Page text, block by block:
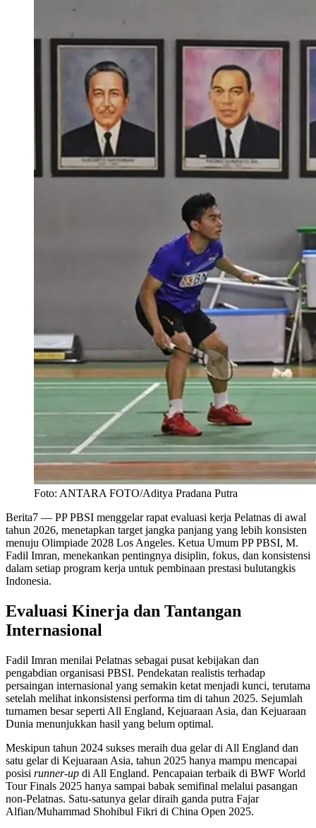
Foto: ANTARA FOTO/Aditya Pradana Putra
Berita7 — PP PBSI menggelar rapat evaluasi kerja Pelatnas di awal
tahun 2026, menetapkan target jangka panjang yang lebih konsisten
menuju Olimpiade 2028 Los Angeles. Ketua Umum PP PBSI, M.
Fadil Imran, menekankan pentingnya disiplin, fokus, dan konsistensi
dalam setiap program kerja untuk pembinaan prestasi bulutangkis
Indonesia.
Evaluasi Kinerja dan Tantangan
Internasional
Fadil Imran menilai Pelatnas sebagai pusat kebijakan dan
pengabdian organisasi PBSI. Pendekatan realistis terhadap
persaingan internasional yang semakin ketat menjadi kunci, terutama
setelah melihat inkonsistensi performa tim di tahun 2025. Sejumlah
turnamen besar seperti All England, Kejuaraan Asia, dan Kejuaraan
Dunia menunjukkan hasil yang belum optimal.
Meskipun tahun 2024 sukses meraih dua gelar di All England dan
satu gelar di Kejuaraan Asia, tahun 2025 hanya mampu mencapai
posisi runner-up di All England. Pencapaian terbaik di BWF World
Tour Finals 2025 hanya sampai babak semifinal melalui pasangan
non-Pelatnas. Satu-satunya gelar diraih ganda putra Fajar
Alfian/Muhammad Shohibul Fikri di China Open 2025.